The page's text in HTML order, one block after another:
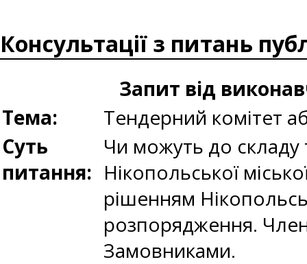
Консультації з питань
Запит від
Тема:
Тендерний комітет
Суть
питання:
Чи можуть до складу
Нікопольської
рішенням
розпорядження.
Замовниками.